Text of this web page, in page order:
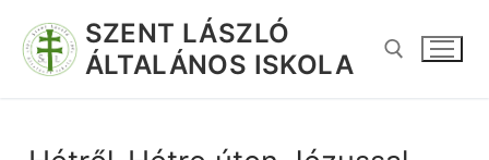
SZENT LÁSZLÓ
ÁLTALÁNOS ISKOLA